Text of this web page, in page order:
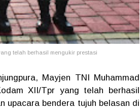
telah berhasil mengukir prestasi
Mayjen TNI Muhammad
XII/Tpr yang telah berhasil
upacara bendera tujuh belasan di